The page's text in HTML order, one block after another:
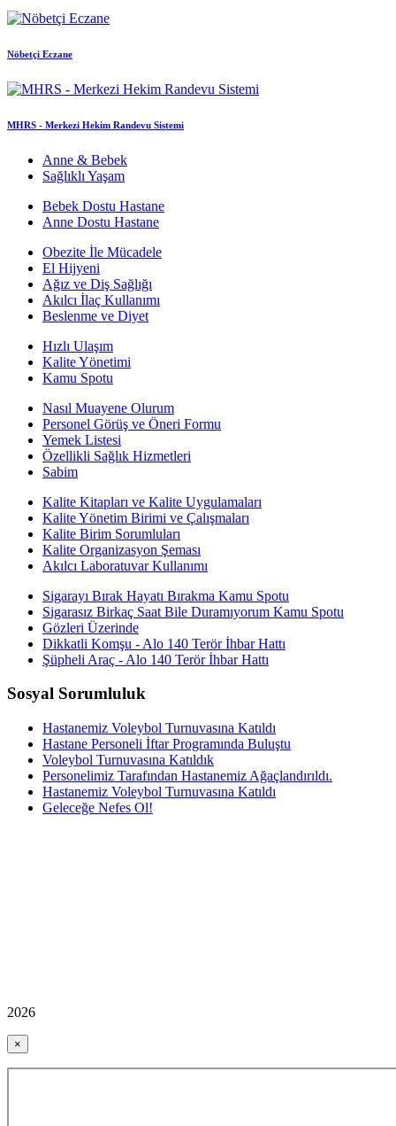
Nöbetçi Eczane
MHRS - Merkezi Hekim Randevu Sistemi
Anne & Bebek
Sağlıklı Yaşam
Bebek Dostu Hastane
Anne Dostu Hastane
Obezite İle Mücadele
El Hijyeni
Ağız ve Diş Sağlığı
Akılcı İlaç Kullanımı
Beslenme ve Diyet
Hızlı Ulaşım
Kalite Yönetimi
Kamu Spotu
Nasıl Muayene Olurum
Personel Görüş ve Öneri Formu
Yemek Listesi
Özellikli Sağlık Hizmetleri
Sabim
Kalite Kitapları ve Kalite Uygulamaları
Kalite Yönetim Birimi ve Çalışmaları
Kalite Birim Sorumluları
Kalite Organizasyon Şeması
Akılcı Laboratuvar Kullanımı
Sigarayı Bırak Hayatı Bırakma Kamu Spotu
Sigarasız Birkaç Saat Bile Duramıyorum Kamu Spotu
Gözleri Üzerinde
Dikkatli Komşu - Alo 140 Terör İhbar Hattı
Şüpheli Araç - Alo 140 Terör İhbar Hattı
Sosyal Sorumluluk
Hastanemiz Voleybol Turnuvasına Katıldı
Hastane Personeli İftar Programında Buluştu
Voleybol Turnuvasına Katıldık
Personelimiz Tarafından Hastanemiz Ağaçlandırıldı.
Hastanemiz Voleybol Turnuvasına Katıldı
Geleceğe Nefes Ol!
2026
×